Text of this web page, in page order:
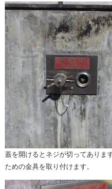
蓋を開けるとネジが切ってありま
ための金具を取り付けます。